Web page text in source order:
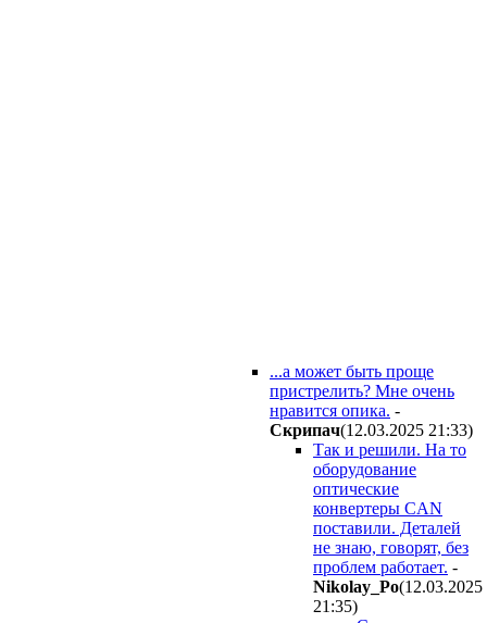
...а может быть проще
пристрелить? Мне очень
нравится опика. -
Cкpипaч(12.03.2025 21:33)
Так и решили. На то
оборудование
оптические
конвертеры CAN
поставили. Деталей
не знаю, говорят, без
проблем работает. -
Nikolay_Po(12.03.2025
21:35)